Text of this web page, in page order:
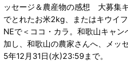
ッセージ＆農産物の感想 大募集
でとれたお米2kg、またはキウイ
NEで＜ココ・カラ。和歌山キャ
加し、和歌山の農家さんへ、メッ
5年12月31日(水)23:59まで。